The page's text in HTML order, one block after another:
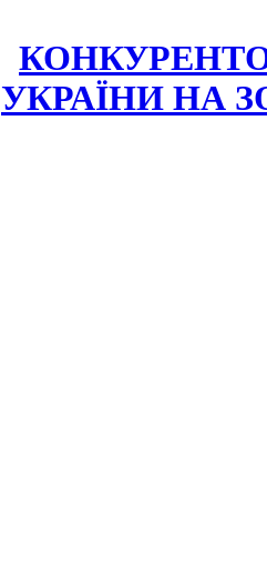
УКРАЇНИ НА